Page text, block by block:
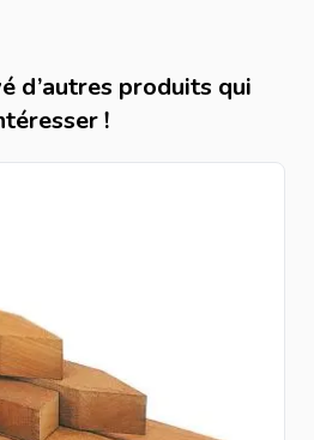
d’autres produits qui
!